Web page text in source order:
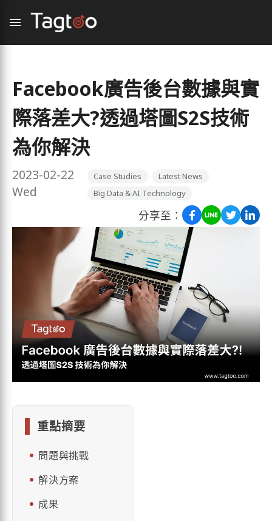
Facebook廣告後台數據與實
際落差大?透過塔圖S2S技術
為你解決
2023-02-22
Wed
Case Studies
Latest News
Big Data & AI Technology
分享至：
重點摘要
問題與挑戰
解決方案
成果